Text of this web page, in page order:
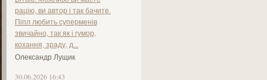
рацію, ви автор і так бачите.
Піпл любить суперменів
звичайно, так як і гумор,
кохання, зраду, д...
Олександр Лущик
30.06.2026 16:43